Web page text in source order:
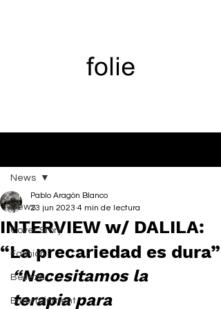
News
Cover Story
Fashion
Belleza
Entertainment
News
INTERVIEW w/ DALILA:
“La precariedad es dura”
Pablo Aragón Blanco
23 jun 2023 4 min de lectura
“Necesitamos la
terapia para